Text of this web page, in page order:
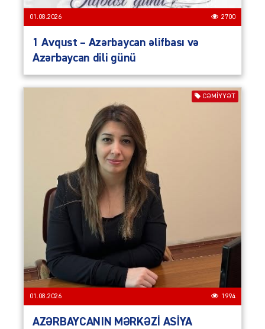
01.08.2026 2700
1 Avqust – Azərbaycan əlifbası və
Azərbaycan dili günü
CƏMIYYƏT
01.08.2026 1994
AZƏRBAYCANIN MƏRKƏZİ ASİYA